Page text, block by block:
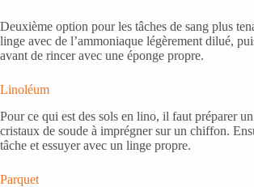
Deuxième option pour les tâches de sang plus
linge avec de l’ammoniaque légèrement dilué,
avant de rincer avec une éponge propre.
Linoléum
Pour ce qui est des sols en lino, il faut préparer
cristaux de soude à imprégner sur un chiffon.
tâche et essuyer avec un linge propre.
Parquet